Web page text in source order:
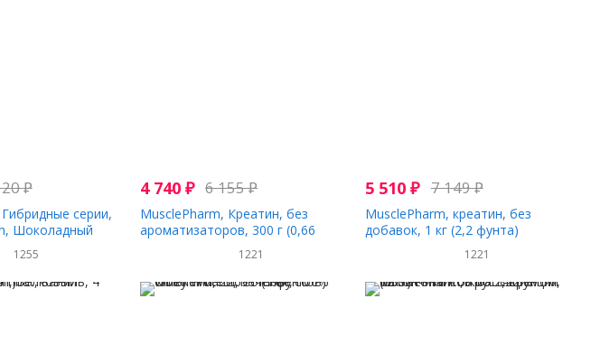
₽
серии,
Шоколадный
2,22 унции (63 г)
1255
4 740 ₽ 6 155₽
MusclePharm, Креатин, без
ароматизаторов, 300 г (0,66
1221
5 510₽ 7 149₽
MusclePharm, креатин, без
добавок, 1 кг (2,2 фунта)
1221